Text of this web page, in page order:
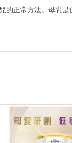
的正常方法。母乳